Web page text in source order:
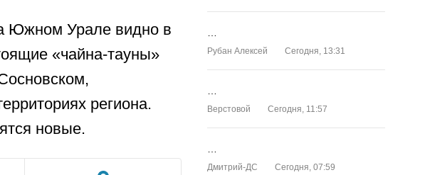
Южном Урале видно в
«чайна-тауны»
региона.
новые.
Рубан Алексей Сегодня, 13:31
Верстовой Сегодня, 11:57
Дмитрий-ДС Сегодня, 07:59